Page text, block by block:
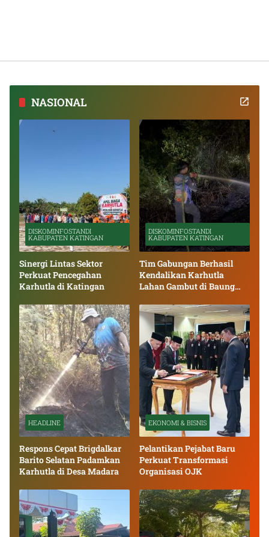
NASIONAL
DISKOMINFOSTANDI
KABUPATEN KATINGAN
Sinergi Lintas Sektor
Perkuat Pencegahan
Karhutla di Katingan
DISKOMINFOSTANDI
KABUPATEN KATINGAN
Tim Gabungan Berhasil
Kendalikan Karhutla
Lahan Gambut di Baung
HEADLINE
Respons Cepat Brigdalkar
Barito Selatan Padamkan
Karhutla di Desa Madara
EKONOMI & BISNIS
Pelantikan Pejabat Baru
Perkuat Transformasi
Organisasi OJK